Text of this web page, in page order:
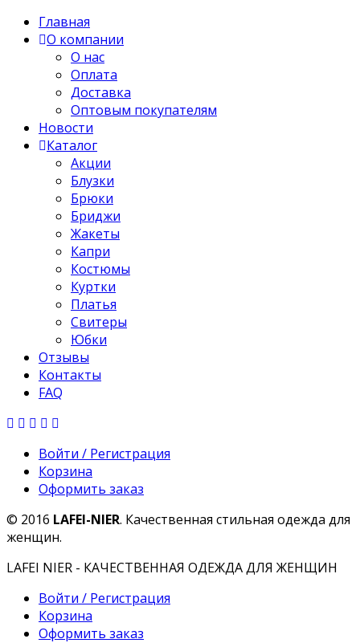
Главная
О компании
О нас
Оплата
Доставка
Оптовым покупателям
Новости
Каталог
Акции
Блузки
Брюки
Бриджи
Жакеты
Капри
Костюмы
Куртки
Платья
Свитеры
Юбки
Отзывы
Контакты
FAQ
Войти / Регистрация
Корзина
Оформить заказ
© 2016 LAFEI-NIER. Качественная стильная одежда для
женщин.
LAFEI NIER - КАЧЕСТВЕННАЯ ОДЕЖДА ДЛЯ ЖЕНЩИН
Войти / Регистрация
Корзина
Оформить заказ